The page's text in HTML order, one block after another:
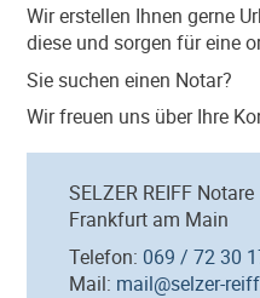
Wir erstellen Ihnen gerne
diese und sorgen für eine
Sie suchen einen Notar?
Wir freuen uns über Ihre
SELZER REIFF Notare
Frankfurt am Main
Telefon: 069 / 72 30
Mail: mail@selzer-